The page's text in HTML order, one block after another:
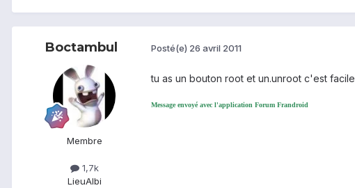
Boctambul
Membre
1,7k
LieuAlbi
Posté(e) 26 avril 2011
tu as un bouton root et un.unroot c'est facile
Message envoyé avec l'application Forum Frandroid